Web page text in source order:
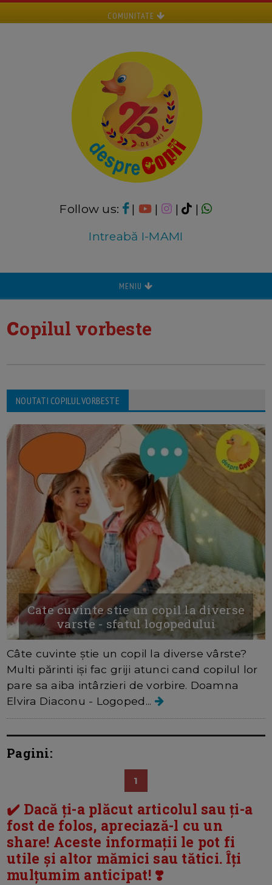
COMUNITATE
Follow us: | | |
|
Intreabă I-MAMI
MENIU
copilul vorbeste
NOUTATI COPILUL VORBESTE
Cate cuvinte stie un copil la diverse
varste - sfatul logopedului
Câte cuvinte știe un copil la diverse vârste?
Multi părinti iși fac griji atunci cand copilul lor
pare sa aiba intârzieri de vorbire. Doamna
Elvira Diaconu - Logoped...
Pagini:
1
✔️ Dacă ți-a plăcut articolul sau ți-a
fost de folos, apreciază-l cu un
share! Aceste informații le pot fi
utile și altor mămici sau tătici. Îți
mulțumim anticipat! ❣️